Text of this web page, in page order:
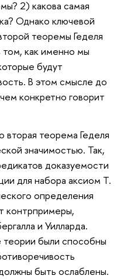
2) какова самая
Однако ключевой
теоремы Геделя
том, как именно мы
будут
В этом смысле до
конкретно говорит
вторая теорема Геделя
значимостью. Так,
доказуемости
для набора аксиом T.
определения
контрпримеры,
и Уилларда.
были способны
быть ослаблены.